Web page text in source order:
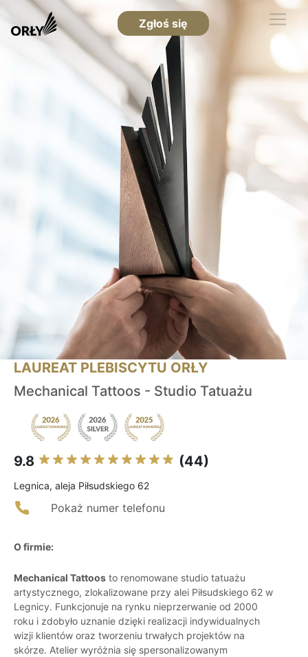
Zgłoś się
LAUREAT PLEBISCYTU ORŁY
Mechanical Tattoos - Studio Tatuażu
9.8 (44)
Legnica, aleja Piłsudskiego 62
Pokaż numer telefonu
O firmie:
Mechanical Tattoos to renomowane studio tatuażu
artystycznego, zlokalizowane przy alei Piłsudskiego 62 w
Legnicy. Funkcjonuje na rynku nieprzerwanie od 2000
roku i zdobyło uznanie dzięki realizacji indywidualnych
wizji klientów oraz tworzeniu trwałych projektów na
skórze. Atelier wyróżnia się spersonalizowanym